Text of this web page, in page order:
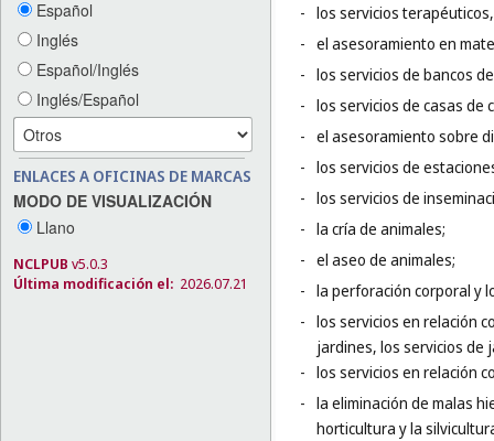
Español
Inglés
Español/Inglés
Inglés/Español
ENLACES A OFICINAS DE MARCAS
MODO DE VISUALIZACIÓN
Llano
NCLPUB v5.0.3
Última modificación el: 2026.07.21
- los servicios
- el asesoramiento en
- los servicios de bancos
- los servicios de casas de
- el asesoramiento sobre
- los servicios de
- los servicios de
- la cría de animales;
- el aseo de animales;
- la perforación corporal y
- los servicios en relación
jardines, los servicios de
- los servicios en relación
- la eliminación de malas
horticultura y la